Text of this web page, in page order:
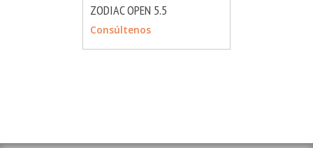
ZODIAC OPEN 5.5
Consúltenos